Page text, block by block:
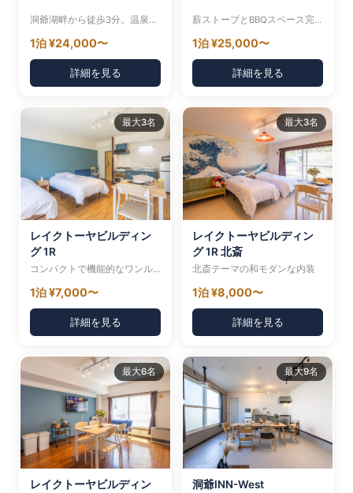
洞爺湖畔から徒歩3分。温泉街中心の好立地
1泊 ¥24,000〜
詳細を見る
薪ストーブとBBQスペース完備の大型宿
1泊 ¥25,000〜
詳細を見る
最大3名
レイクトーヤビルディン
グ 1R
コンパクトで機能的なワンルーム
1泊 ¥7,000〜
詳細を見る
最大3名
レイクトーヤビルディン
グ 1R 北斎
北斎テーマの和モダンな内装
1泊 ¥8,000〜
詳細を見る
最大6名
レイクトーヤビルディン
最大9名
洞爺INN-West